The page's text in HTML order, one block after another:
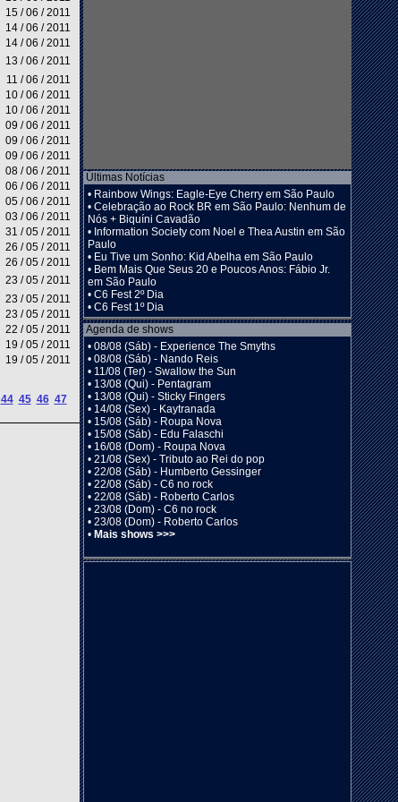
15 / 06 / 2011
14 / 06 / 2011
14 / 06 / 2011
13 / 06 / 2011
11 / 06 / 2011
10 / 06 / 2011
10 / 06 / 2011
09 / 06 / 2011
09 / 06 / 2011
09 / 06 / 2011
08 / 06 / 2011
06 / 06 / 2011
05 / 06 / 2011
03 / 06 / 2011
31 / 05 / 2011
26 / 05 / 2011
26 / 05 / 2011
23 / 05 / 2011
23 / 05 / 2011
23 / 05 / 2011
22 / 05 / 2011
19 / 05 / 2011
19 / 05 / 2011
44 45 46 47
Últimas Notícias
• Rainbow Wings: Eagle-Eye Cherry em São Paulo
• Celebração ao Rock BR em São Paulo: Nenhum de
Nós + Biquíni Cavadão
• Information Society com Noel e Thea Austin em São
Paulo
• Eu Tive um Sonho: Kid Abelha em São Paulo
• Bem Mais Que Seus 20 e Poucos Anos: Fábio Jr.
em São Paulo
• C6 Fest 2º Dia
• C6 Fest 1º Dia
Agenda de shows
• 08/08 (Sáb) - Experience The Smyths
• 08/08 (Sáb) - Nando Reis
• 11/08 (Ter) - Swallow the Sun
• 13/08 (Qui) - Pentagram
• 13/08 (Qui) - Sticky Fingers
• 14/08 (Sex) - Kaytranada
• 15/08 (Sáb) - Roupa Nova
• 15/08 (Sáb) - Edu Falaschi
• 16/08 (Dom) - Roupa Nova
• 21/08 (Sex) - Tributo ao Rei do pop
• 22/08 (Sáb) - Humberto Gessinger
• 22/08 (Sáb) - C6 no rock
• 22/08 (Sáb) - Roberto Carlos
• 23/08 (Dom) - C6 no rock
• 23/08 (Dom) - Roberto Carlos
• Mais shows >>>